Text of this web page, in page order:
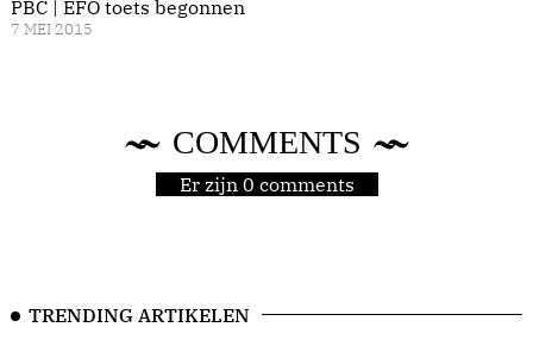
PBC | EFO toets begonnen
7 MEI 2015
COMMENTS
Er zijn 0 comments
TRENDING ARTIKELEN